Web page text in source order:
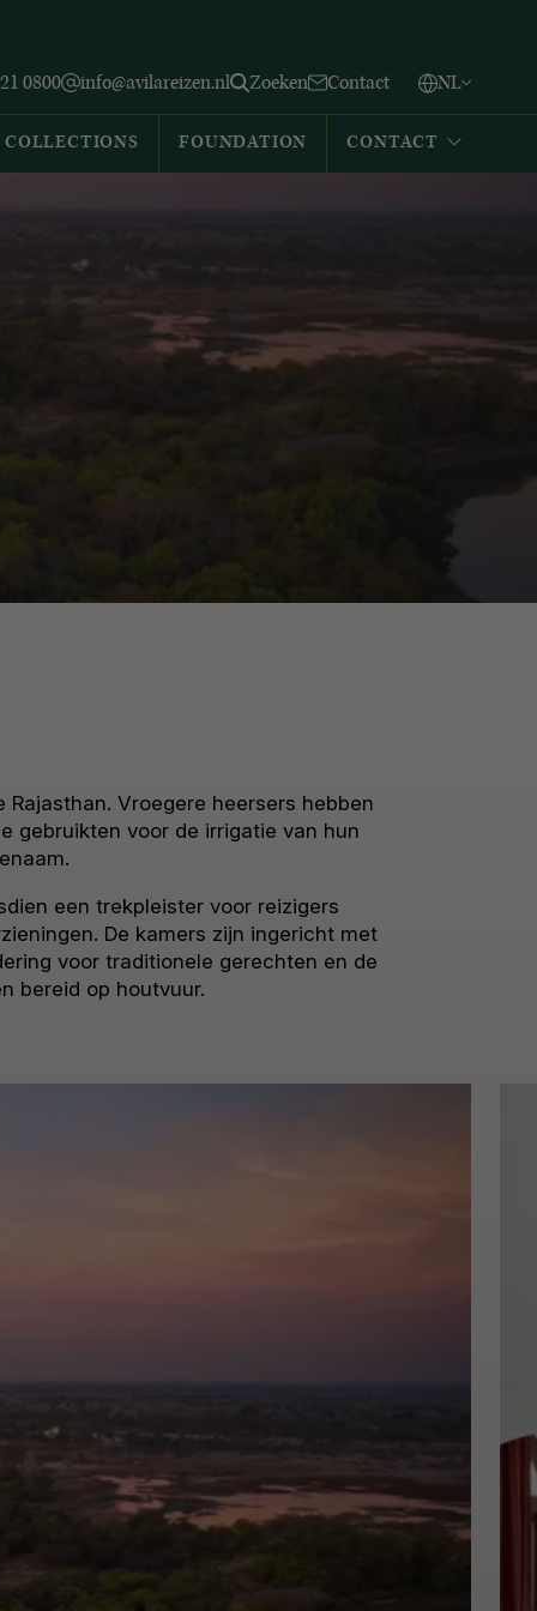
0800 info@avilareizen.nl Zoeken Contact NL
Español
COLLECTIONS FOUNDATION CONTACT
Vroegere heersers hebben
gebruikten voor de irrigatie van hun
een trekpleister voor reizigers
De kamers zijn ingericht met
voor traditionele gerechten en de
bereid op houtvuur.